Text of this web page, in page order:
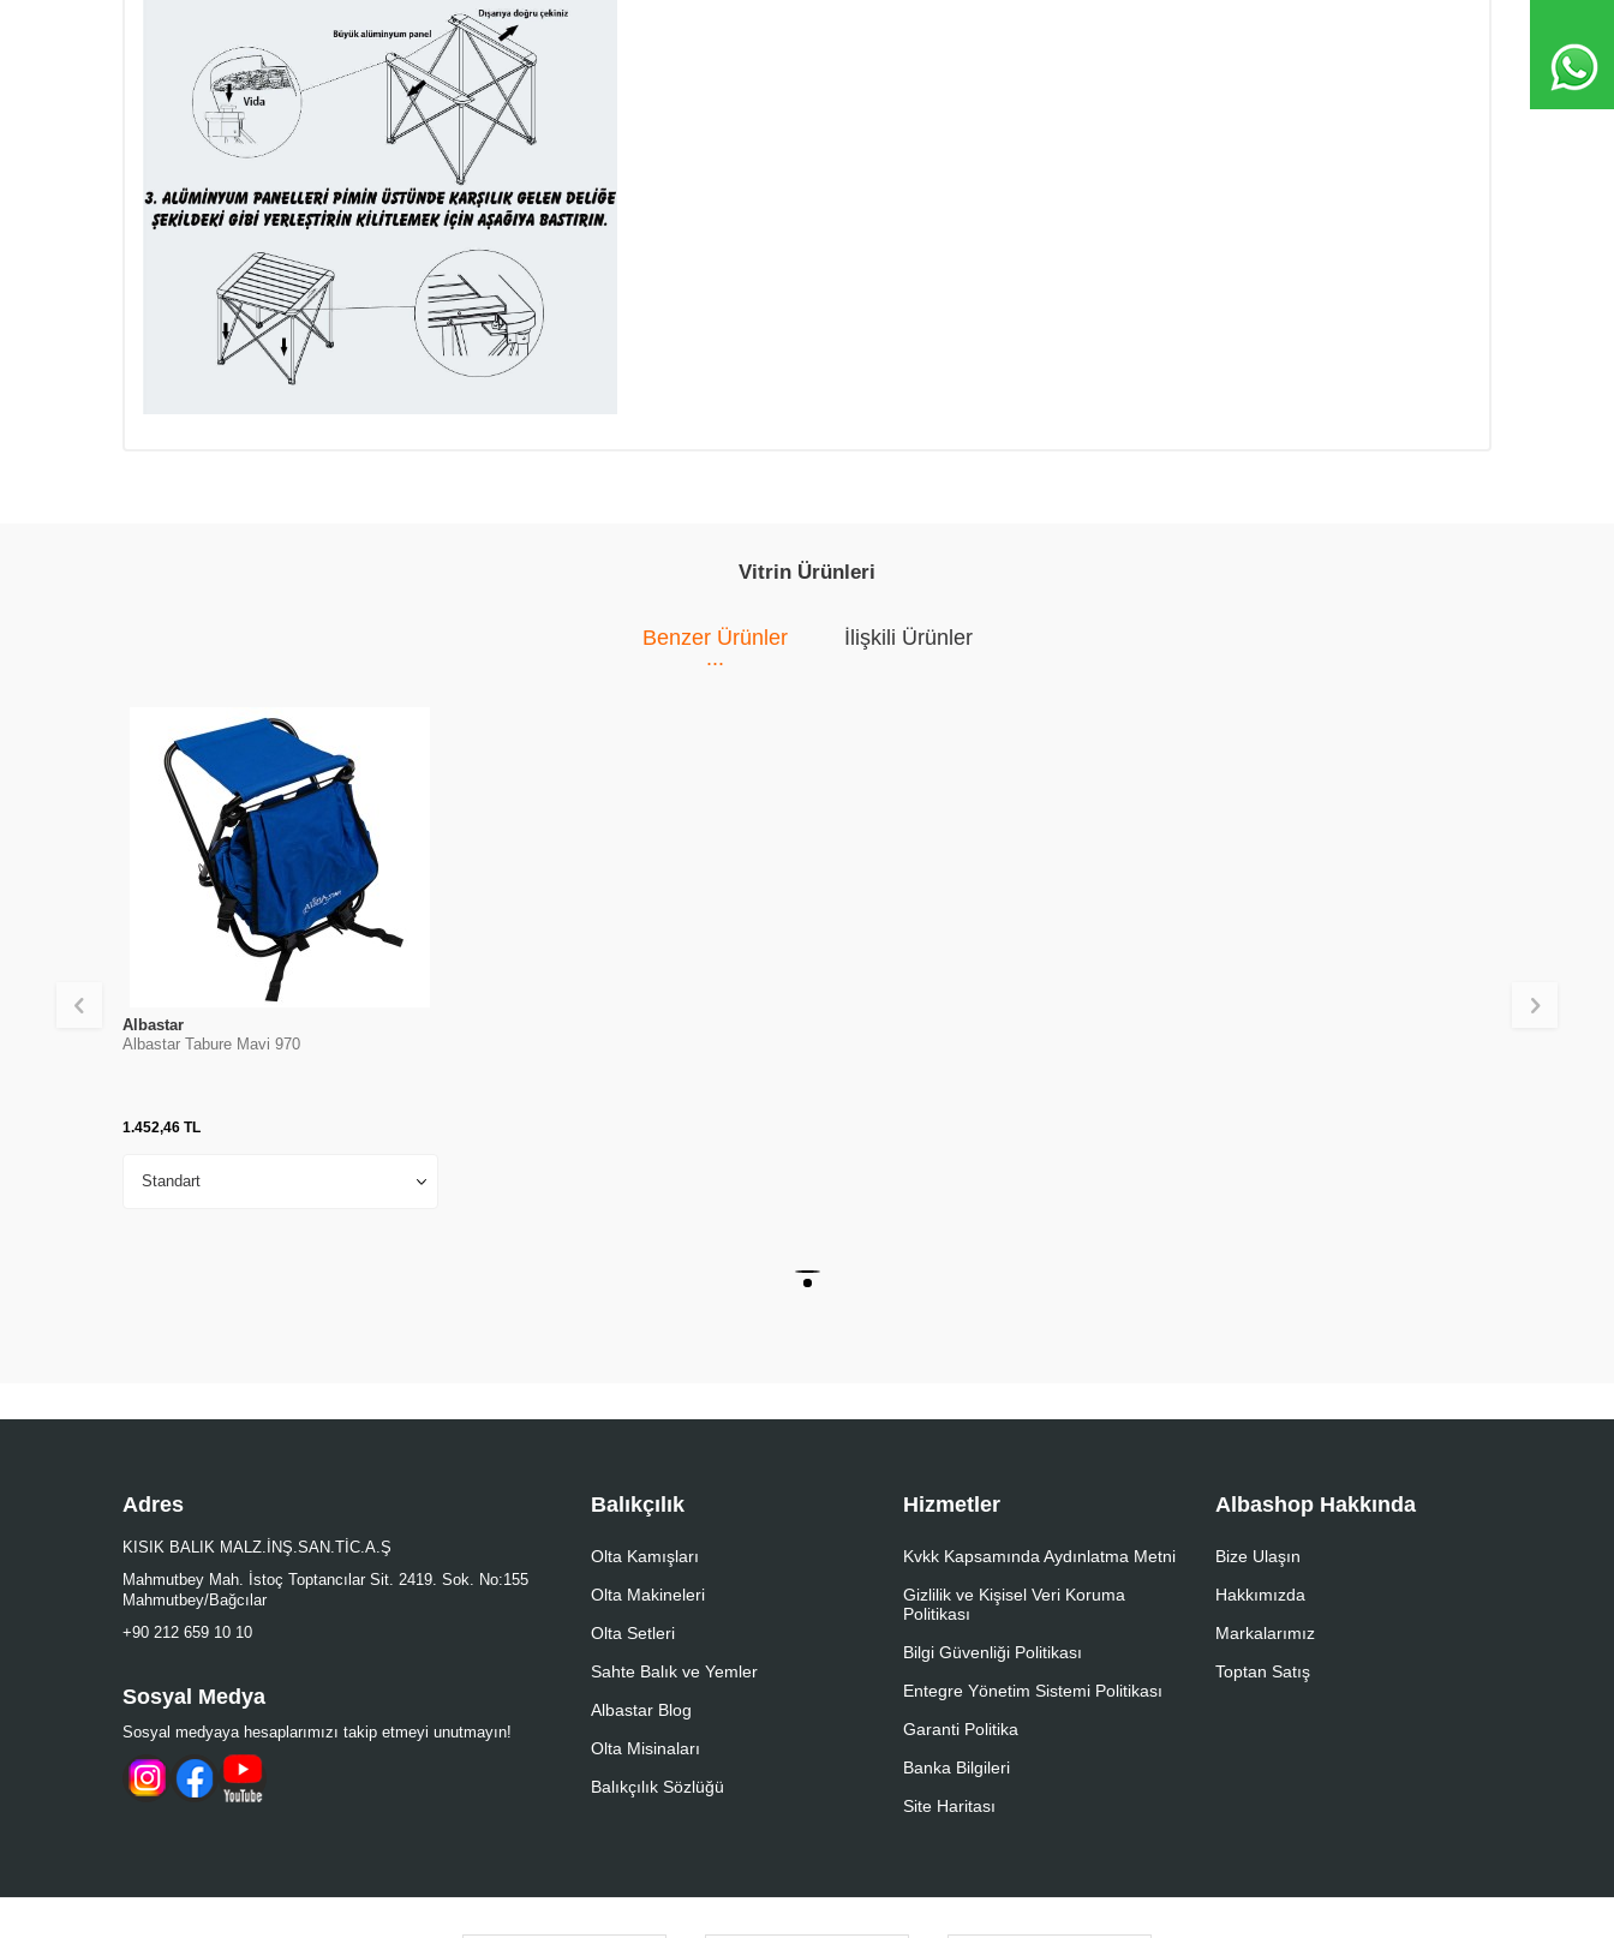
Vitrin Ürünleri
Benzer Ürünler İlişkili Ürünler
Albastar
Albastar Tabure Mavi 970
1.452,46 TL
Adres
KISIK BALIK MALZ.İNŞ.SAN.TİC.A.Ş
Mahmutbey Mah. İstoç Toptancılar Sit. 2419. Sok. No:155
Mahmutbey/Bağcılar
+90 212 659 10 10
Sosyal Medya
Sosyal medyaya hesaplarımızı takip etmeyi unutmayın!
Balıkçılık
Olta Kamışları
Olta Makineleri
Olta Setleri
Sahte Balık ve Yemler
Albastar Blog
Olta Misinaları
Balıkçılık Sözlüğü
Hizmetler
Kvkk Kapsamında Aydınlatma Metni
Gizlilik ve Kişisel Veri Koruma
Politikası
Bilgi Güvenliği Politikası
Entegre Yönetim Sistemi Politikası
Garanti Politika
Banka Bilgileri
Site Haritası
Albashop Hakkında
Bize Ulaşın
Hakkımızda
Markalarımız
Toptan Satış